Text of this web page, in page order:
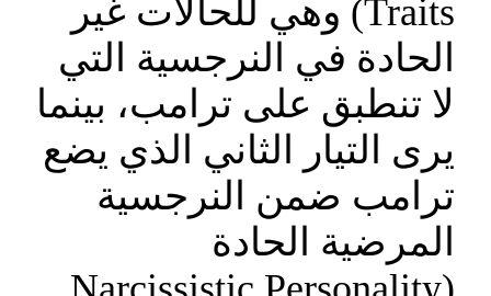
Traits) وهي للحالات غير
الحادة في النرجسية التي
لا تنطبق على ترامب، بينما
يرى التيار الثاني الذي يضع
ترامب ضمن النرجسية
المرضية الحادة